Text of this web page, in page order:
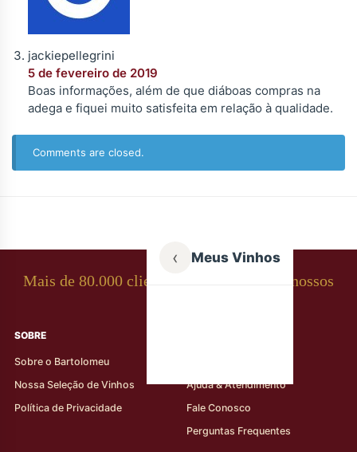
jackiepellegrini
5 de fevereiro de 2019
Boas informações, além de que diáboas compras na
adega e fiquei muito satisfeita em relação à qualidade.
Comments are closed.
‹ Meus Vinhos
Mais de 80.000 clientes apaixonados por nossos
SOBRE
Sobre o Bartolomeu
Nossa Seleção de Vinhos
Política de Privacidade
Ajuda & Atendimento
Fale Conosco
Perguntas Frequentes